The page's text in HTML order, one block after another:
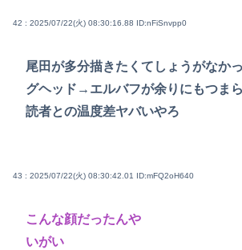
42 : 2025/07/22(火) 08:30:16.88 ID:nFiSnvpp0
尾田が多分描きたくてしょうがなか
グヘッド→エルバフが余りにもつま
読者との温度差ヤバいやろ
43 : 2025/07/22(火) 08:30:42.01 ID:mFQ2oH640
こんな顔だったんや
いがい